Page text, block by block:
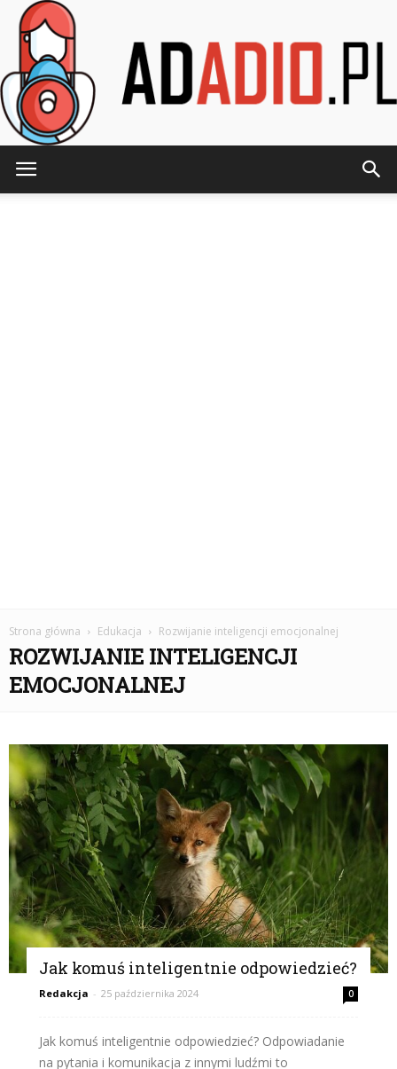
Strona główna Edukacja Rozwijanie inteligencji emocjonalnej
ROZWIJANIE INTELIGENCJI
EMOCJONALNEJ
Jak komuś inteligentnie odpowiedzieć?
Redakcja - 25 października 2024 0
Jak komuś inteligentnie odpowiedzieć? Odpowiadanie
na pytania i komunikacja z innymi ludźmi to